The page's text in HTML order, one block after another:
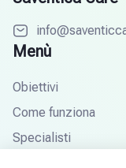
Menù
Obiettivi
Come funziona
Specialisti